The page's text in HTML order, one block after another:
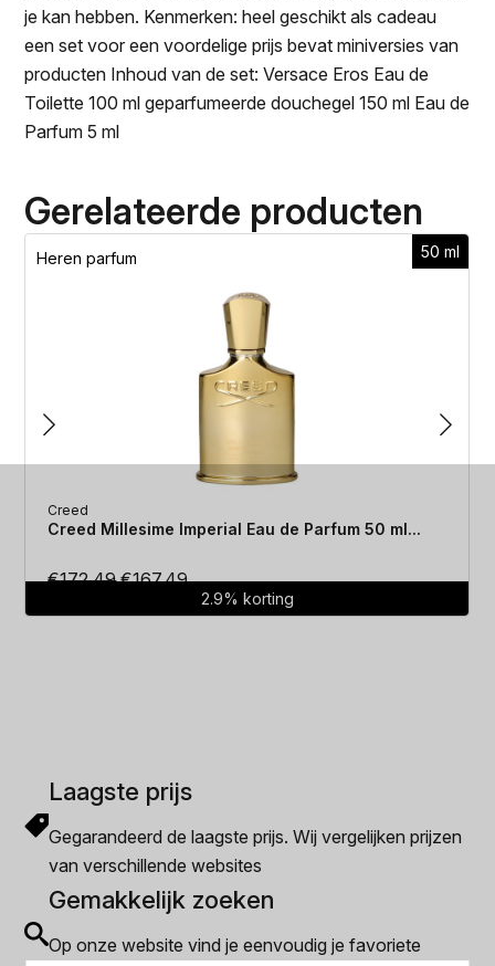
je kan hebben. Kenmerken: heel geschikt als cadeau
een set voor een voordelige prijs bevat miniversies van
producten Inhoud van de set: Versace Eros Eau de
Toilette 100 ml geparfumeerde douchegel 150 ml Eau de
Parfum 5 ml
Gerelateerde producten
50 ml
Heren parfum
Creed
Creed Millesime Imperial Eau de Parfum 50 ml...
€172.49Oorspronkelijke
€167.49Huidige
prijs
2.9% korting
Laagste prijs
Gegarandeerd de laagste prijs. Wij vergelijken prijzen
van verschillende websites
Gemakkelijk zoeken
Op onze website vind je eenvoudig je favoriete